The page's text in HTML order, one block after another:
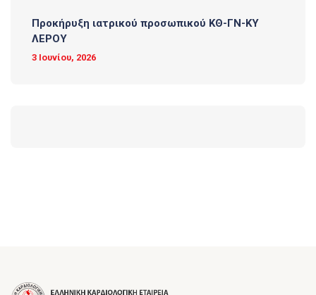
Προκήρυξη ιατρικού προσωπικού ΚΘ-ΓΝ-ΚΥ
ΛΕΡΟΥ
3 Ιουνίου, 2026